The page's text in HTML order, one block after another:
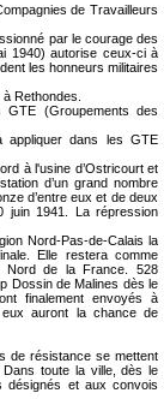
de Travailleurs
par le courage des
1940) autorise ceux-ci à
les honneurs militaires
Rethondes.
(Groupements des
dans les GTE
à l'usine d’Ostricourt et
d’un grand nombre
d’entre eux et de deux
juin 1941. La répression
Nord-Pas-de-Calais la
Elle restera comme
Nord de la France. 528
Dossin de Malines dès le
finalement envoyés à
auront la chance de
de résistance se mettent
toute la ville, dès le
désignés et aux convois